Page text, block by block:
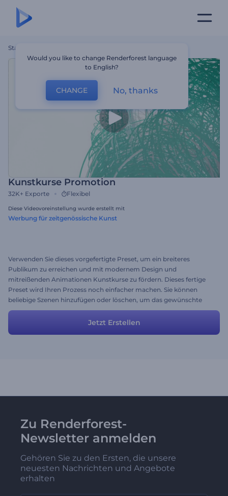
Startseite
Kunstkurse Promotion
32K+ Exporte Flexibel
Diese Videovoreinstellung wurde erstellt mit
Werbung für zeitgenössische Kunst
Verwenden Sie dieses vorgefertigte Preset, um ein breiteres
Publikum zu erreichen und mit modernem Design und
mitreißenden Animationen Kunstkurse zu fördern. Dieses fertige
Preset wird Ihren Prozess noch einfacher machen. Sie können
beliebige Szenen hinzufügen oder löschen, um das gewünschte
Ergebnis zu erhalten.
Jetzt Erstellen
Zu Renderforest-
Newsletter anmelden
Gehören Sie zu den Ersten, die unsere
neuesten Nachrichten und Angebote
erhalten
Would you like to change Renderforest language
to English?
CHANGE No, thanks